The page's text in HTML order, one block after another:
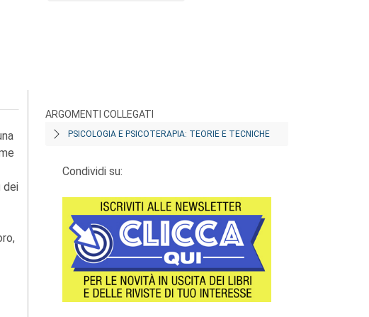
dei
ARGOMENTI COLLEGATI
PSICOLOGIA E PSICOTERAPIA: TEORIE E TECNICHE
Condividi su: